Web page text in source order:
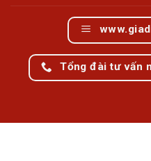
Tổng đài tư vấn